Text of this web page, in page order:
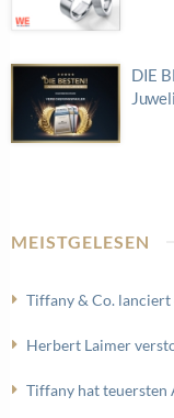
DIE
MEISTGELESEN
Tiffany & Co. lanciert
Herbert Laimer
Tiffany hat teuersten